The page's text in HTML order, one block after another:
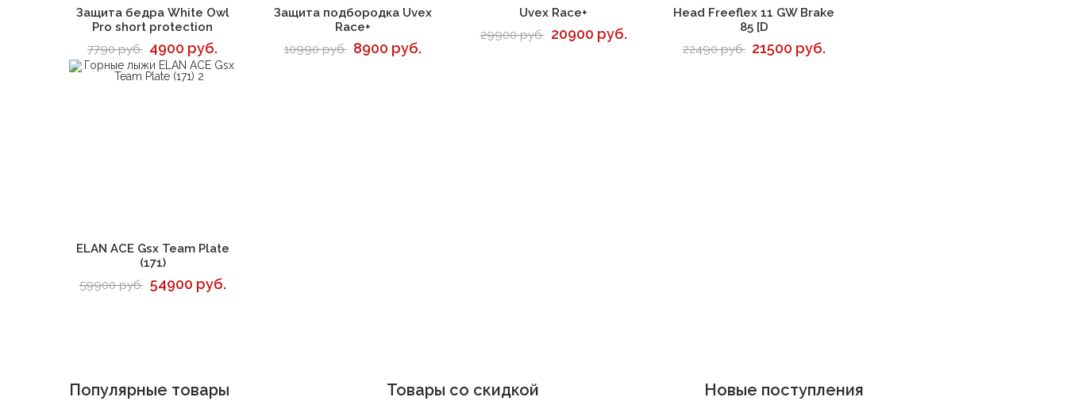
В корзину
Защита бедра White Owl
Pro short protection
7790 руб. 4900 руб.
В корзину
Защита подбородка Uvex
Race+
10990 руб. 8900 руб.
В корзину
Uvex Race+
29900 руб. 20900 руб.
В корзину
Head Freeflex 11 GW Brake
85 [D
22490 руб. 21500 руб.
В корзину
ELAN ACE Gsx Team Plate
(171)
59900 руб. 54900 руб.
Популярные товары Товары со скидкой Новые поступления